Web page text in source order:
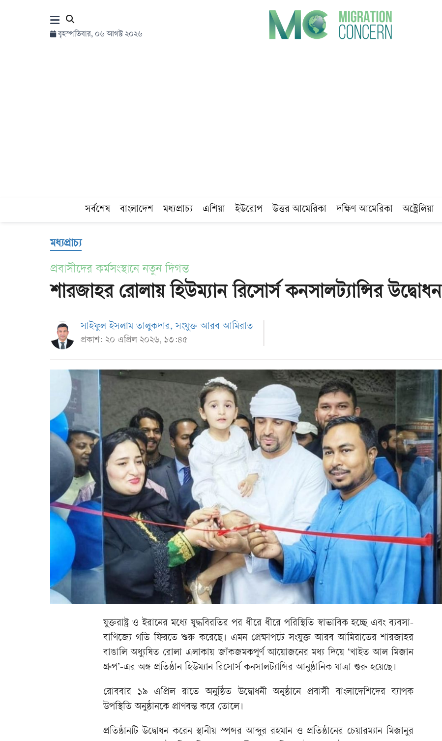
বৃহস্পতিবার, ০৬ আগস্ট ২০২৬
সর্বশেষ বাংলাদেশ মধ্যপ্রাচ্য এশিয়া ইউরোপ উত্তর আমেরিকা দক্ষিণ আমেরিকা অস্ট্রেলিয়া
মধ্যপ্রাচ্য
প্রবাসীদের কর্মসংস্থানে নতুন দিগন্ত
শারজাহর রোলায় হিউম্যান রিসোর্স কনসালট্যান্সির উদ্বোধন
সাইফুল ইসলাম তালুকদার, সংযুক্ত আরব আমিরাত
প্রকাশ: ২০ এপ্রিল ২০২৬, ১৩:৪৫
যুক্তরাষ্ট্র ও ইরানের মধ্যে যুদ্ধবিরতির পর ধীরে ধীরে পরিস্থিতি স্বাভাবিক হচ্ছে এবং ব্যবসা-
বাণিজ্যে গতি ফিরতে শুরু করেছে। এমন প্রেক্ষাপটে সংযুক্ত আরব আমিরাতের শারজাহর
বাঙালি অধ্যুষিত রোলা এলাকায় জাঁকজমকপূর্ণ আয়োজনের মধ্য দিয়ে ‘খাইত আল মিজান
গ্রুপ’-এর অঙ্গ প্রতিষ্ঠান হিউম্যান রিসোর্স কনসালট্যান্সির আনুষ্ঠানিক যাত্রা শুরু হয়েছে।
রোববার ১৯ এপ্রিল রাতে অনুষ্ঠিত উদ্বোধনী অনুষ্ঠানে প্রবাসী বাংলাদেশিদের ব্যাপক
উপস্থিতি অনুষ্ঠানকে প্রাণবন্ত করে তোলে।
প্রতিষ্ঠানটি উদ্বোধন করেন স্থানীয় স্পন্সর আব্দুর রহমান ও প্রতিষ্ঠানের চেয়ারম্যান মিজানুর